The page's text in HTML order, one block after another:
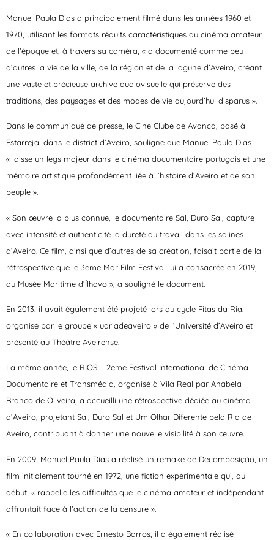
Manuel Paula Dias a principalement filmé dans les années 1960 et
1970, utilisant les formats réduits caractéristiques du cinéma amateur
de l’époque et, à travers sa caméra, « a documenté comme peu
d’autres la vie de la ville, de la région et de la lagune d’Aveiro, créant
une vaste et précieuse archive audiovisuelle qui préserve des
traditions, des paysages et des modes de vie aujourd’hui disparus ».
Dans le communiqué de presse, le Cine Clube de Avanca, basé à
Estarreja, dans le district d’Aveiro, souligne que Manuel Paula Dias
« laisse un legs majeur dans le cinéma documentaire portugais et une
mémoire artistique profondément liée à l’histoire d’Aveiro et de son
peuple ».
« Son œuvre la plus connue, le documentaire Sal, Duro Sal, capture
avec intensité et authenticité la dureté du travail dans les salines
d’Aveiro. Ce film, ainsi que d’autres de sa création, faisait partie de la
rétrospective que le 3ème Mar Film Festival lui a consacrée en 2019,
au Musée Maritime d’Ílhavo », a souligné le document.
En 2013, il avait également été projeté lors du cycle Fitas da Ria,
organisé par le groupe « uariadeaveiro » de l’Université d’Aveiro et
présenté au Théâtre Aveirense.
La même année, le RIOS – 2ème Festival International de Cinéma
Documentaire et Transmédia, organisé à Vila Real par Anabela
Branco de Oliveira, a accueilli une rétrospective dédiée au cinéma
d’Aveiro, projetant Sal, Duro Sal et Um Olhar Diferente pela Ria de
Aveiro, contribuant à donner une nouvelle visibilité à son œuvre.
En 2009, Manuel Paula Dias a réalisé un remake de Decomposição, un
film initialement tourné en 1972, une fiction expérimentale qui, au
début, « rappelle les difficultés que le cinéma amateur et indépendant
affrontait face à l’action de la censure ».
« En collaboration avec Ernesto Barros, il a également réalisé